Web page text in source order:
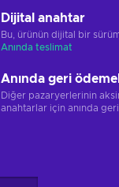
Dijital anahtar
Bu, ürünün dijital bir
Anında teslimat
Anında geri
Diğer pazaryerlerinin
anahtarlar için anında